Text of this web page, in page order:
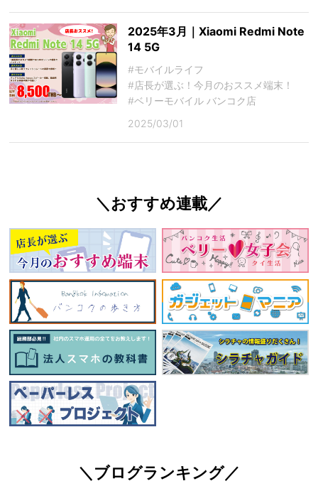
2025年3月｜Xiaomi Redmi Note
14 5G
#モバイルライフ
#店長が選ぶ！今月のおススメ端末！
#ベリーモバイル バンコク店
2025/03/01
＼おすすめ連載／
＼ブログランキング／